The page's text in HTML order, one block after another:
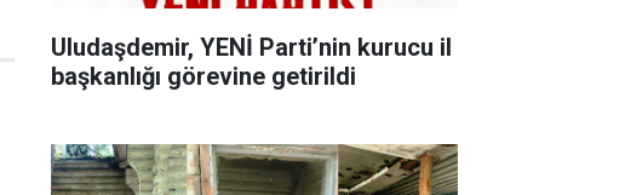
Uludaşdemir, YENİ Parti’nin kurucu il
başkanlığı görevine getirildi